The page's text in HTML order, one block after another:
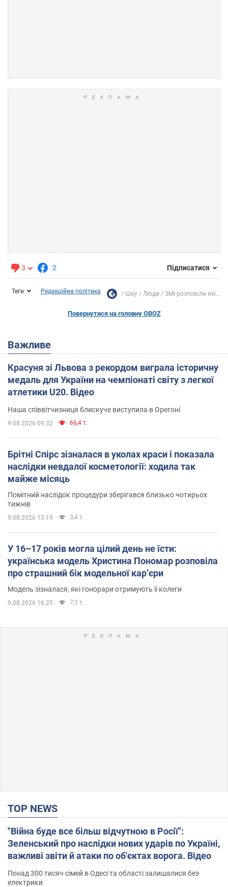
3 2 Підписатися
Теги Редакційна політика Шоу Люди ЗМІ розповіли які...
Повернутися на головну OBOZ
Важливе
Красуня зі Львова з рекордом виграла історичну
медаль для України на чемпіонаті світу з легкої
атлетики U20. Відео
Наша співвітчизниця блискуче виступила в Орегоні
9.08.2026 09:32 66,4 т.
Брітні Спірс зізналася в уколах краси і показала
наслідки невдалої косметології: ходила так
майже місяць
Помітний наслідок процедури зберігався близько чотирьох
тижнів
9.08.2026 13:19 3,4 т.
У 16–17 років могла цілий день не їсти:
українська модель Христина Пономар розповіла
про страшний бік модельної кар’єри
Модель зізналася, які гонорари отримують її колеги
9.08.2026 16:25 7,3 т.
TOP NEWS
"Війна буде все більш відчутною в Росії":
Зеленський про наслідки нових ударів по Україні,
важливі звіти й атаки по об'єктах ворога. Відео
Понад 300 тисяч сімей в Одесі та області залишалися без
електрики